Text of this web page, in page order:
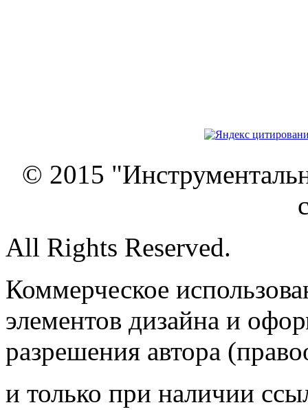
© 2015
All Rights Reserved.
Коммерческое
элементов дизайна и
разрешения автора
и только при наличии